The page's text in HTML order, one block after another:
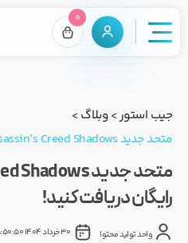
0
جیب استور>وبلاگ >
متحد جدید Assassin’s Creed Shadows را رایگان دریافت کنید!
رایگان دریافت کنید!
واحد تولید محتوا 30 خرداد 1404 18:50:50